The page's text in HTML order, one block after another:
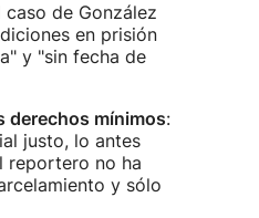
de González
en prisión
y "sin fecha de
derechos mínimos:
justo, lo antes
reportero no ha
y sólo